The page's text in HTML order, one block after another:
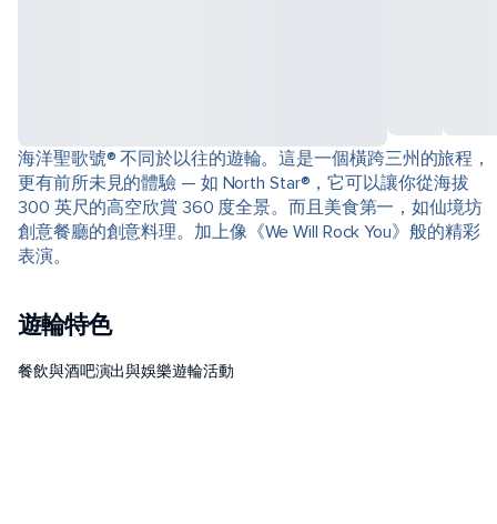
海洋聖歌號® 不同於以往的遊輪。這是一個橫跨三州的旅程，
更有前所未見的體驗 — 如 North Star®，它可以讓你從海拔
300 英尺的高空欣賞 360 度全景。而且美食第一，如仙境坊
創意餐廳的創意料理。加上像《We Will Rock You》般的精彩
表演。
遊輪特色
餐飲與酒吧演出與娛樂遊輪活動